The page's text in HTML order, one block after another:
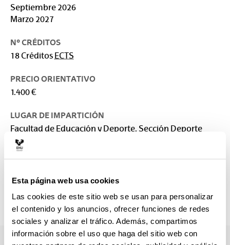
Esta página web usa cookies
Las cookies de este sitio web se usan para personalizar
el contenido y los anuncios, ofrecer funciones de redes
sociales y analizar el tráfico. Además, compartimos
información sobre el uso que haga del sitio web con
Septiembre 2026
Marzo 2027
Nº CRÉDITOS
18 Créditos ECTS
PRECIO ORIENTATIVO
1.400 €
LUGAR DE IMPARTICIÓN
Facultad de Educación y Deporte. Sección Deporte
RESPONSABLE
CONTACTO
sara.maldonado@ehu.eus
945013534